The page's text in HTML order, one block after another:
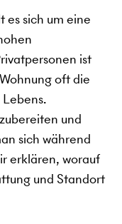
sich um eine
ist
oft die
und
sich während
erklären, worauf
und Standort